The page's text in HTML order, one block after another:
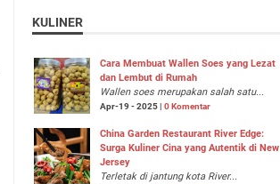
KULINER
Cara Membuat Wallen Soes yang Lezat
dan Lembut di Rumah
Wallen soes merupakan salah satu...
Apr-19 - 2025 | 0 Komentar
China Garden Restaurant River Edge:
Surga Kuliner Cina yang Autentik di New
Jersey
Terletak di jantung kota River...